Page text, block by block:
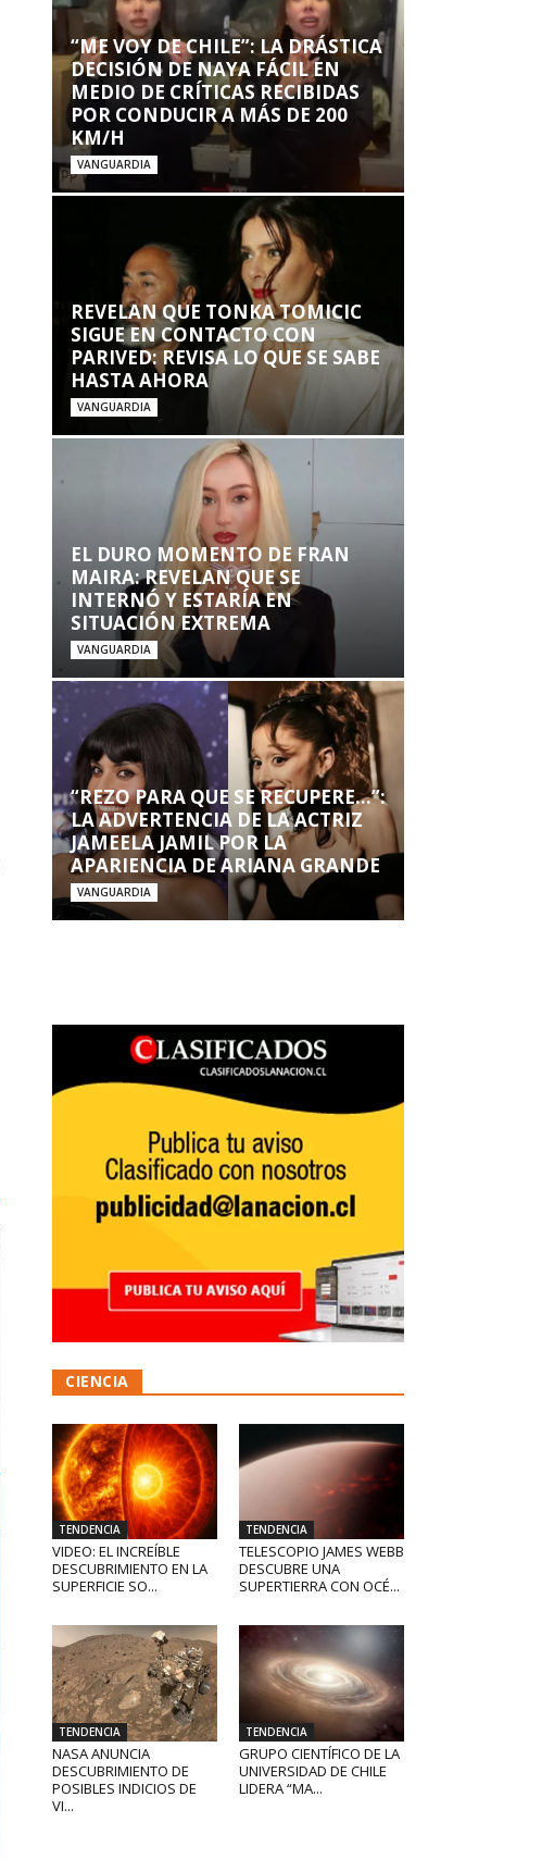
“ME VOY DE CHILE”: LA DRÁSTICA
DECISIÓN DE NAYA FÁCIL EN
MEDIO DE CRÍTICAS RECIBIDAS
POR CONDUCIR A MÁS DE 200
KM/H
VANGUARDIA
REVELAN QUE TONKA TOMICIC
SIGUE EN CONTACTO CON
PARIVED: REVISA LO QUE SE SABE
HASTA AHORA
VANGUARDIA
EL DURO MOMENTO DE FRAN
MAIRA: REVELAN QUE SE
INTERNÓ Y ESTARÍA EN
SITUACIÓN EXTREMA
VANGUARDIA
“REZO PARA QUE SE RECUPERE…”:
LA ADVERTENCIA DE LA ACTRIZ
JAMEELA JAMIL POR LA
APARIENCIA DE ARIANA GRANDE
VANGUARDIA
CIENCIA
TENDENCIA
VIDEO: EL INCREÍBLE
DESCUBRIMIENTO EN LA
SUPERFICIE SO...
TENDENCIA
TELESCOPIO JAMES WEBB
DESCUBRE UNA
SUPERTIERRA CON OCÉ...
TENDENCIA
NASA ANUNCIA
DESCUBRIMIENTO DE
POSIBLES INDICIOS DE
VI...
TENDENCIA
GRUPO CIENTÍFICO DE LA
UNIVERSIDAD DE CHILE
LIDERA “MA...